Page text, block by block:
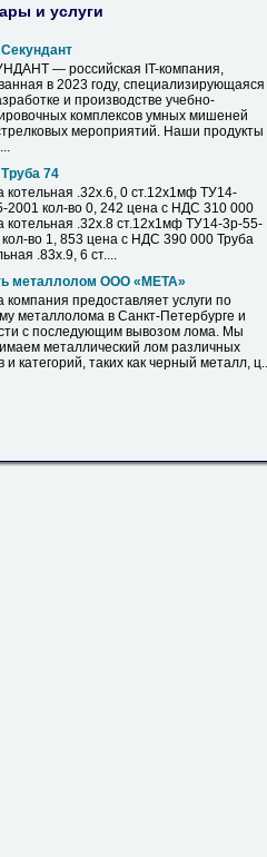
и услуги
— российская IT-компания,
в 2023 году, специализирующаяся
и производстве учебно-
комплексов умных мишеней
мероприятий. Наши продукты
74
котельная .32х.6, 0 ст.12х1мф ТУ14-
2001 кол-во 0, 242 цена с НДС 310 000
котельная .32х.8 ст.12х1мф ТУ14-3р-55-
во 1, 853 цена с НДС 390 000 Труба
.83х.9, 6 ст....
металлолом ООО «МЕТА»
компания предоставляет услуги по
металлолома в Санкт-Петербурге и
с последующим вывозом лома. Мы
металлический лом различных
и категорий, таких как черный металл,